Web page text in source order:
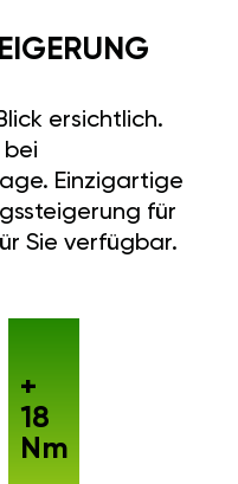
ersichtlich.
bei
Einzigartige
für
Sie verfügbar.
+
18
Nm